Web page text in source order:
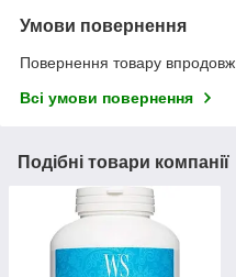
Умови повернення
Повернення товару
Всі умови повернення
Подібні товари компанії